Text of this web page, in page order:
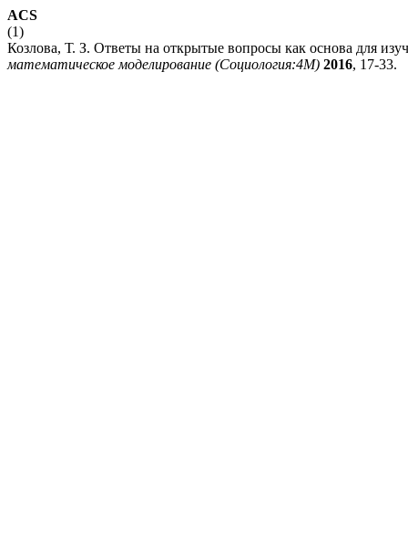
ACS
(1)
Козлова, Т. З. Ответы на открытые вопросы как основа для
математическое моделирование (Социология:4М) 2016, 17-33.